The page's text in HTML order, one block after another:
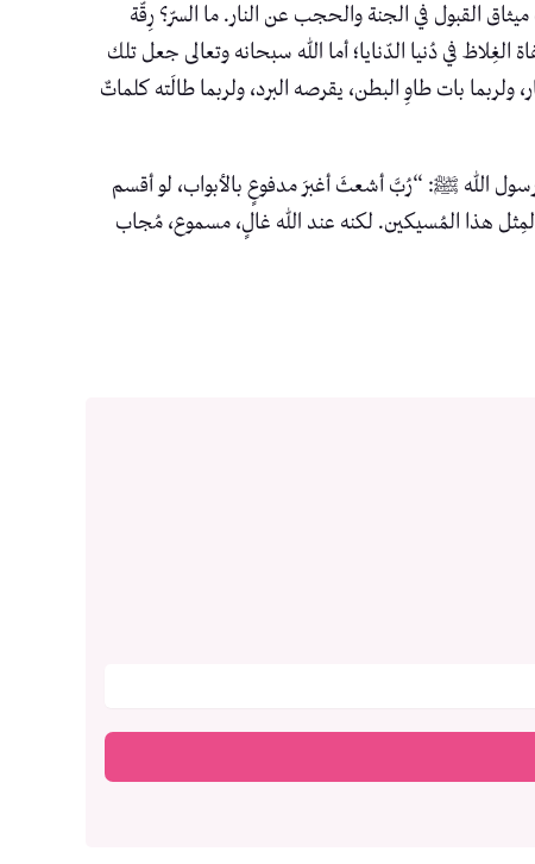
القبول في الجنة والحجب عن النار. ما السرّ؟ رِقّة
في دُنيا الدّنايا؛ أما الله سبحانه وتعالى جعل تلك
ولربما بات طاوِ البطن، يقرصه البرد، ولربما طالَته كلماتٌ
الله ﷺ: “رُبَّ أشعثَ أغبرَ مدفوعٍ بالأبواب، لو أقسم
لمِثل هذا المُسيكين. لكنه عند الله غالٍ، مسموع، مُجاب